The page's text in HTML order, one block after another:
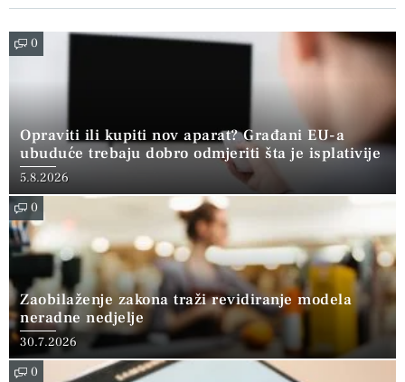
0
Opraviti ili kupiti nov aparat? Građani EU-a
ubuduće trebaju dobro odmjeriti šta je isplativije
5.8.2026
0
Zaobilaženje zakona traži revidiranje modela
neradne nedjelje
30.7.2026
0